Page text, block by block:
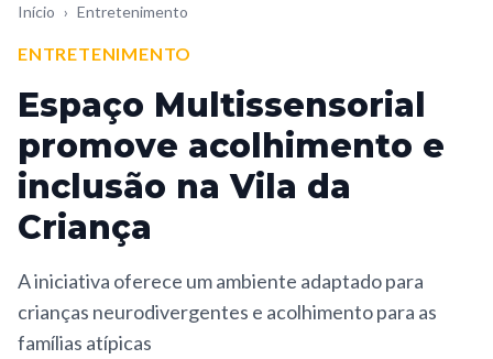
Início › Entretenimento
ENTRETENIMENTO
Espaço Multissensorial
promove acolhimento e
inclusão na Vila da
Criança
A iniciativa oferece um ambiente adaptado para
crianças neurodivergentes e acolhimento para as
famílias atípicas